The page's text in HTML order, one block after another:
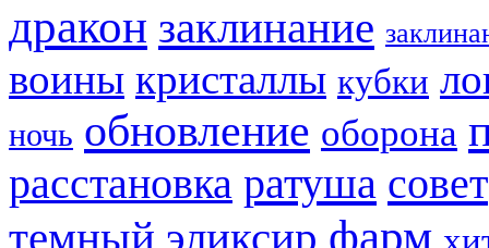
дракон заклинание
воины кристаллы кубки
ночь обновление оборона
расстановка ратуша совет
темный эликсир фарм